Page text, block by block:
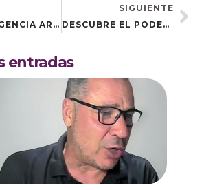
LA INTELIGENCIA ARTIFICIAL PROTAGONISTA EN ESPARTINAS
SIGUIENTE
DESCUBRE EL PODER CREATIVO DE CANVA Y CAPCUT EN NUESTRO PRÓXIMO EVENTO EN JEREZ DE LA FRONTERA
entradas